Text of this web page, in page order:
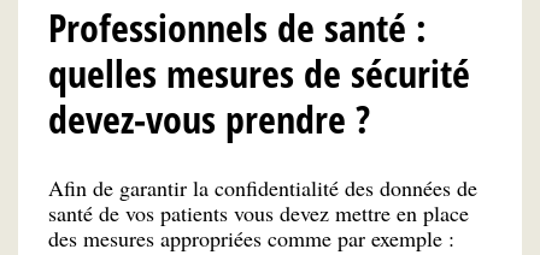
Professionnels de santé :
quelles mesures de sécurité
devez-vous prendre ?
Afin de garantir la confidentialité des données de
santé de vos patients vous devez mettre en place
des mesures appropriées comme par exemple :